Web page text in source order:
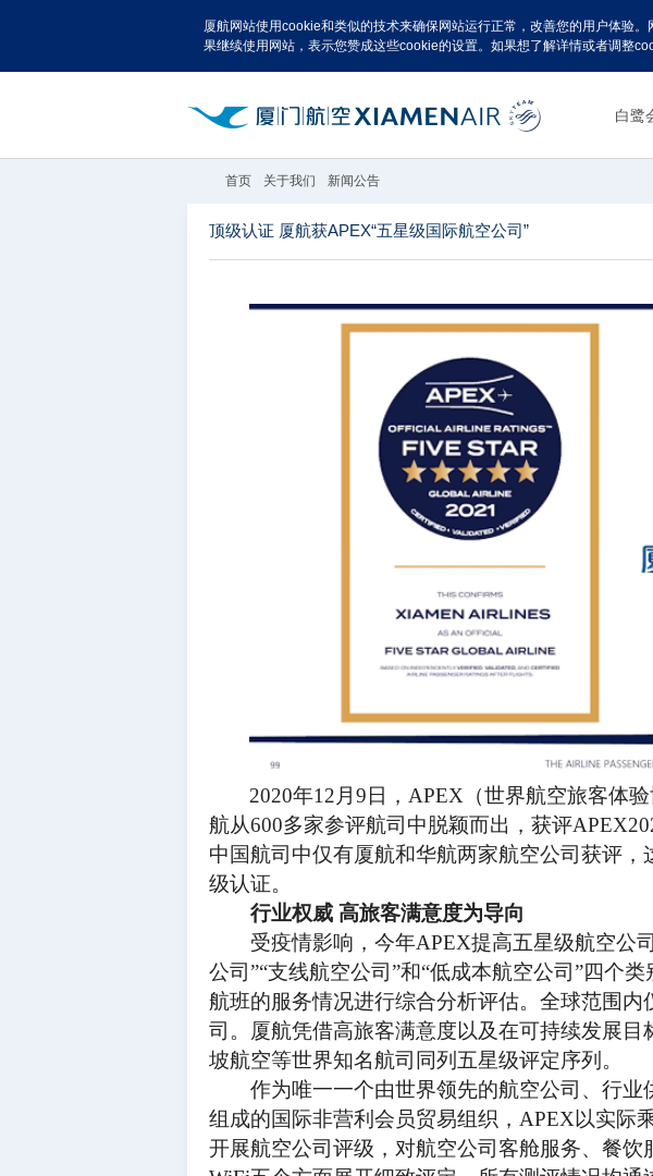
厦航网站使用cookie和类似的技术来确保网站运行正常，改善您的用户体验
果继续使用网站，表示您赞成这些cookie的设置。如果想了解详情或者调整
白鹭
首页 关于我们 新闻公告
顶级认证 厦航获APEX“五星级国际航空公司”
2020年12月9日，APEX（世界航空旅客体
航从600多家参评航司中脱颖而出，获评
中国航司中仅有厦航和华航两家航空公司获评
级认证。
行业权威 高旅客满意度为导向
受疫情影响，今年APEX提高五星级航空公
公司”“支线航空公司”和“低成本航空公司”四个
航班的服务情况进行综合分析评估。全球范围
司。厦航凭借高旅客满意度以及在可持续发展
坡航空等世界知名航司同列五星级评定序列。
作为唯一一个由世界领先的航空公司、行业
组成的国际非营利会员贸易组织， APEX以实际
开展航空公司评级，对航空公司客舱服务、餐